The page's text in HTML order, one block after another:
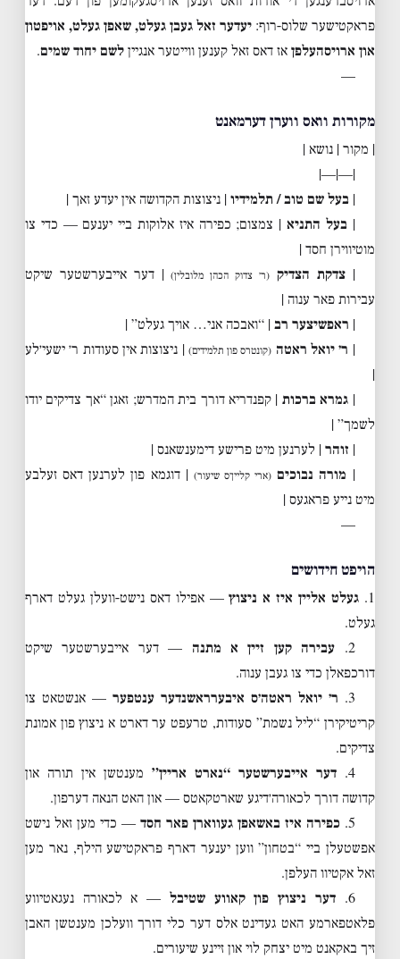
פראקטישער שלוס-רוף: יעדער זאל געבן געלט, שאפן געלט, אויפטון
און ארויסהעלפן אז דאס זאל קענען ווייטער אנגיין לשם יחוד שמים.
—
מקורות וואס ווערן דערמאנט
| מקור | נושא |
|—|—|
|בעל שם טוב / תלמידיו | ניצוצות הקדושה אין יעדע זאך |
|בעל התניא| צמצום; כפירה איז אלוקות ביי יענעם — כדי צו
מוטיווירן חסד |
|צדקת הצדיק (ר׳ צדוק הכהן מלובלין)| דער אייבערשטער שיקט
עבירות פאר ענוה |
ראפשיצער רב | “ואבכה אני… אויך געלט” |
ר׳ יואל ראטה (קונטרס פון תלמידים)
| ניצוצות אין סעודות ר׳ ישעי׳לע
גמרא ברכות | קפנדריא דורך בית המדרש; זאגן “אך צדיקים יודו
לשמך” |
זוהר | לערנען מיט פרישע דימענשאנס |
מורה נבוכים (ארי קליין׳ס שיעור)
| דוגמא פון לערנען דאס זעלבע
מיט נייע פראגעס |
—
הויפט חידושים
1. געלט אליין איז א ניצוץ— אפילו דאס נישט-וועלן געלט דארף
געלט.
2.
עבירה קען זיין א מתנה — דער אייבערשטער שיקט
דורכפאלן כדי צו געבן ענוה.
3.
ר׳ יואל ראטה׳ס איבערראשנדער ענטפער — אנשטאט צו
קריטיקירן “ליל נשמת” סעודות, טרעפט ער דארט א ניצוץ פון אמונת
צדיקים.
4.
דער אייבערשטער “נארט אריין” מענטשן אין תורה און
קדושה דורך לכאורה׳דיגע שארטקאטס — און האט הנאה דערפון.
5. כפירה איז באשאפן געווארן פאר חסד — כדי מען זאל נישט
אפשטעלן ביי “בטחון” ווען יענער דארף פראקטישע הילף, נאר מען
זאל אקטיוו העלפן.
6.
דער ניצוץ פון קאווע שטיבל — א לכאורה נעגאטיווע
פלאטפארמע האט געדינט אלס דער כלי דורך וועלכן מענטשן האבן
זיך באקאנט מיט יצחק לוי און זיינע שיעורים.